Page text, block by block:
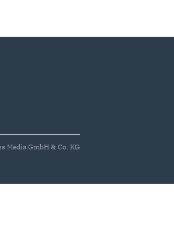
Media GmbH & Co. KG